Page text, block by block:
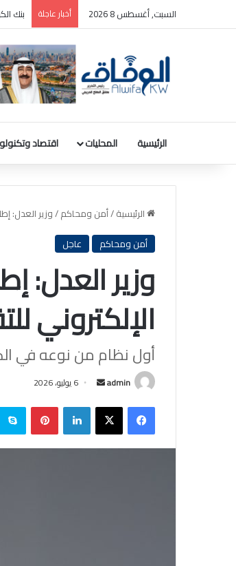
السبت, أغسطس 8 2026 أخبار عاجلة
الرئيسية المحليات اقتصاد
الرئيسية/أمن ومحاكم/وزير العدل:
أمن ومحاكم
عاجل
وزير العدل:
الإلكتروني
أول نظام من نوعه في
admin
أرسل
إلكترونيا
6 يوليو، 2026
فيسبوك‫X لينكدإن